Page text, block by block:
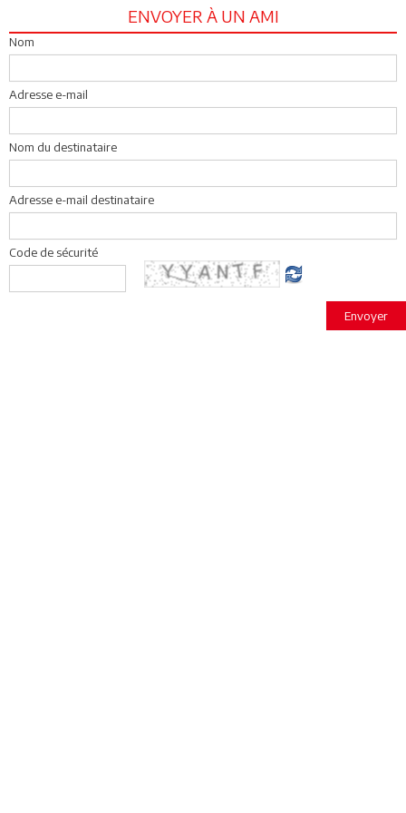
ENVOYER À UN AMI
Nom
Adresse e-mail
Nom du destinataire
Adresse e-mail destinataire
Code de sécurité
Envoyer